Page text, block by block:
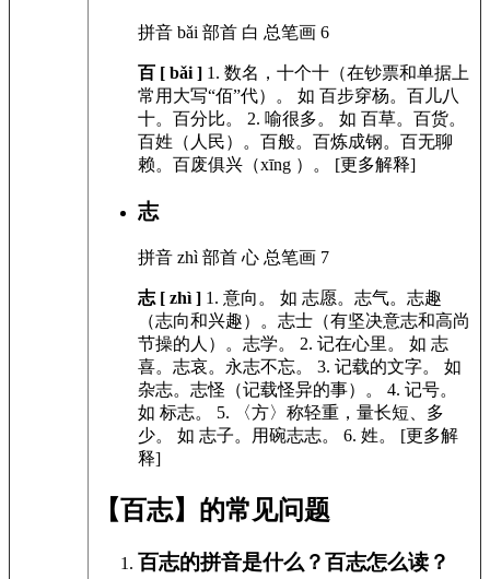
拼音 bǎi 部首 白 总笔画 6
百 [ bǎi ] 1. 数名，十个十（在钞票和单据上
常用大写“佰”代）。 如 百步穿杨。百儿八
十。百分比。
2. 喻很多。 如 百草。百货。
百姓（人民）。百般。百炼成钢。百无聊
赖。百废俱兴（xīng ）。
[更多解释]
志
拼音 zhì 部首 心 总笔画 7
志 [ zhì ] 1. 意向。 如 志愿。志气。志趣
（志向和兴趣）。志士（有坚决意志和高尚
节操的人）。志学。
2. 记在心里。 如 志
喜。志哀。永志不忘。
3. 记载的文字。 如
杂志。志怪（记载怪异的事）。
4. 记号。
如 标志。 5. 〈方〉称轻重，量长短、多
少。 如 志子。用碗志志。 6. 姓。 [更多解
释]
【百志】的常见问题
百志的拼音是什么？百志怎么读？